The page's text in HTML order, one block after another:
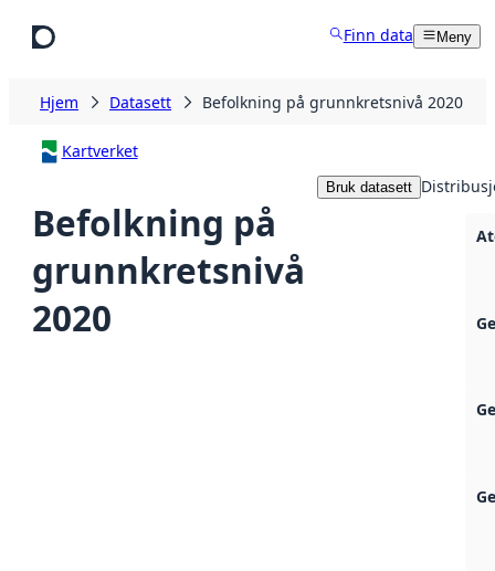
Finn data Meny
Hjem Datasett Befolkning på grunnkretsnivå 2020
Kartverket
Befolkning på
grunnkretsnivå
2020
Bruk datasett